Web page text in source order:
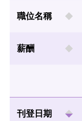
職位名稱
薪酬
刊登日期